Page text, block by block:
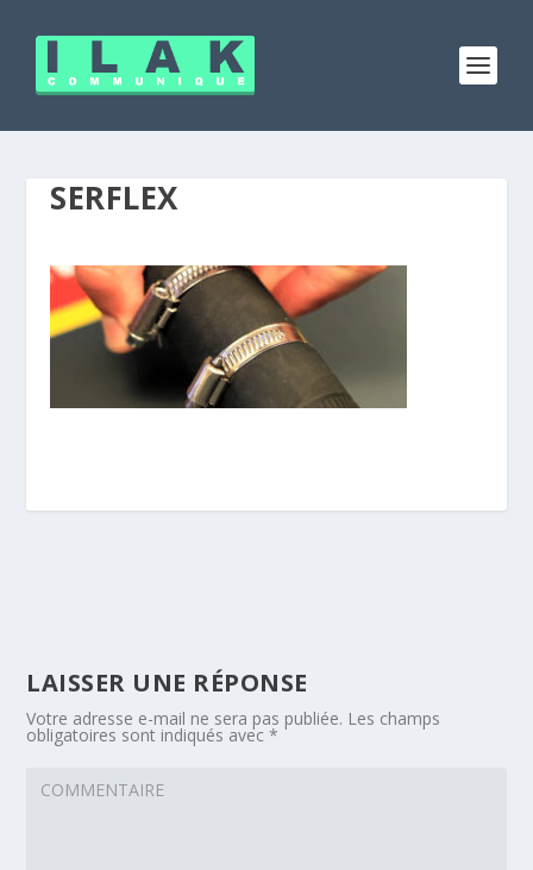
SERFLEX
LAISSER UNE RÉPONSE
Votre adresse e-mail ne sera pas publiée. Les champs
obligatoires sont indiqués avec*